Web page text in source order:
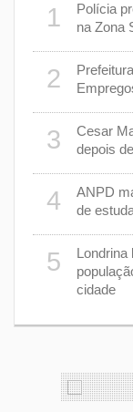
1
Polícia
na Zona
2
3
Cesar
depois
4
ANPD
de
5
Londrina
cidade